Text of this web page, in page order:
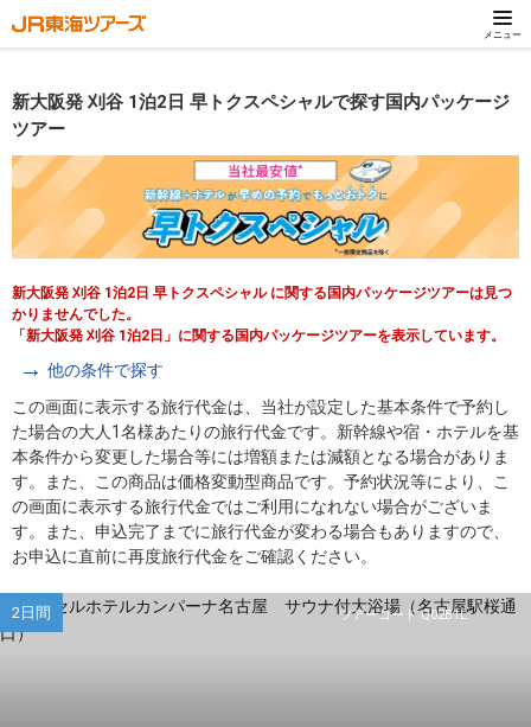
メニュー
新大阪発 刈谷 1泊2日 早トクスペシャルで探す国内パッケージ
ツアー
新大阪発 刈谷 1泊2日 早トクスペシャル に関する国内パッケージツアーは見つ
かりませんでした。
「新大阪発 刈谷 1泊2日」に関する国内パッケージツアーを表示しています。
他の条件で探す
この画面に表示する旅行代金は、当社が設定した基本条件で予約し
た場合の大人1名様あたりの旅行代金です。新幹線や宿・ホテルを基
本条件から変更した場合等には増額または減額となる場合がありま
す。また、この商品は価格変動型商品です。予約状況等により、こ
の画面に表示する旅行代金ではご利用になれない場合がございま
す。また、申込完了までに旅行代金が変わる場合もありますので、
お申込に直前に再度旅行代金をご確認ください。
ツアーコード Q02B1L
2日間